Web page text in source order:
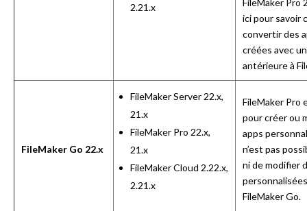
2.21.x
icipour savoir
convertir des
créées avec
antérieure à
FileMaker Go 22.x
FileMaker Server 22.x,
21.x
FileMaker Pro 22.x,
21.x
FileMaker Cloud 2.22.x,
2.21.x
FileMaker Pro
pour créer ou
apps
n’est pas
ni de modifier
FileMaker Go.